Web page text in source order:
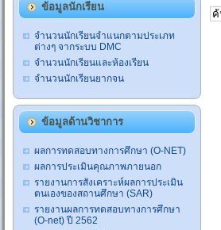
ข้อมูลนักเรียน
จำนวนนักเรียนจำแนกตามประเภท
ต่างๆ จากระบบ DMC
จำนวนนักเรียนและห้องเรียน
จำนวนนักเรียนยากจน
ข้อมูลด้านวิชาการ
ผลการทดสอบทางการศึกษา (O-NET)
ผลการประเมินคุณภาพภายนอก
รายงานการสังเคราะห์ผลการประเมิน
ตนเองของสถานศึกษา (SAR)
รายงานผลการทดสอบทางการศึกษา
(O-net) ปี 2562